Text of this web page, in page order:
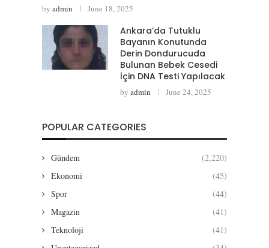
by admin June 18, 2025
Ankara’da Tutuklu
Bayanın Konutunda
Derin Dondurucuda
Bulunan Bebek Cesedi
İçin DNA Testi Yapılacak
by admin June 24, 2025
POPULAR CATEGORIES
Gündem
(2,220)
Ekonomi
(45)
Spor
(44)
Magazin
(41)
Teknoloji
(41)